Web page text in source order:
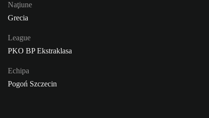
Naţiune
Grecia
League
PKO BP Ekstraklasa
Echipa
Pogoń Szczecin